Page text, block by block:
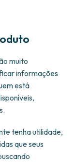
muito
informações
está
tenha utilidade,
que seus